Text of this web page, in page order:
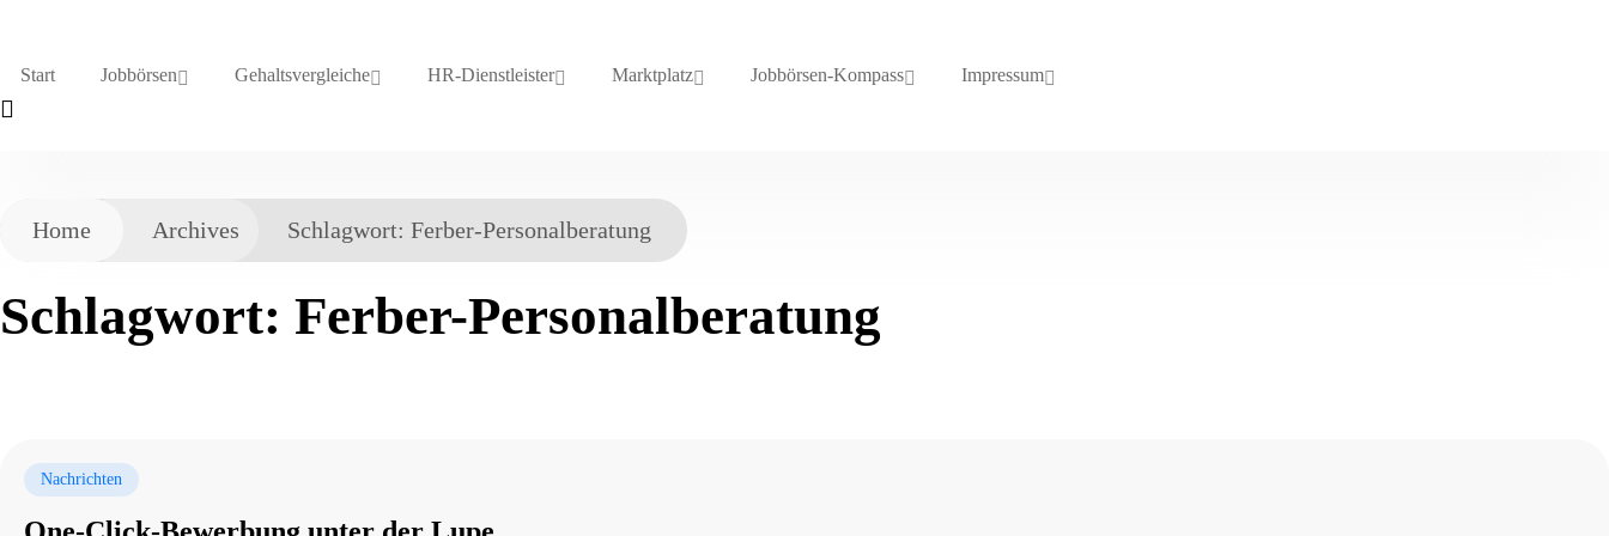
Start Jobbörsen Gehaltsvergleiche HR-Dienstleister Marktplatz Jobbörsen-Kompass Impressum
Home Archives Schlagwort: Ferber-Personalberatung
Schlagwort: Ferber-Personalberatung
Nachrichten